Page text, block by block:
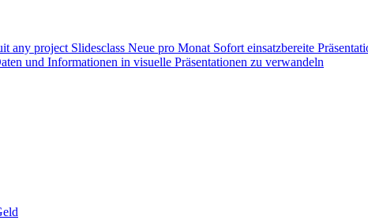
any project Slidesclass Neue pro Monat Sofort einsatzbereite
und Informationen in visuelle Präsentationen zu verwandeln